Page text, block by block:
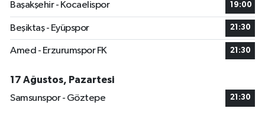
Başakşehir - Kocaelispor
19:00
Beşiktaş - Eyüpspor 21:30
Amed - Erzurumspor FK 21:30
17 Ağustos, Pazartesi
Samsunspor - Göztepe
21:30